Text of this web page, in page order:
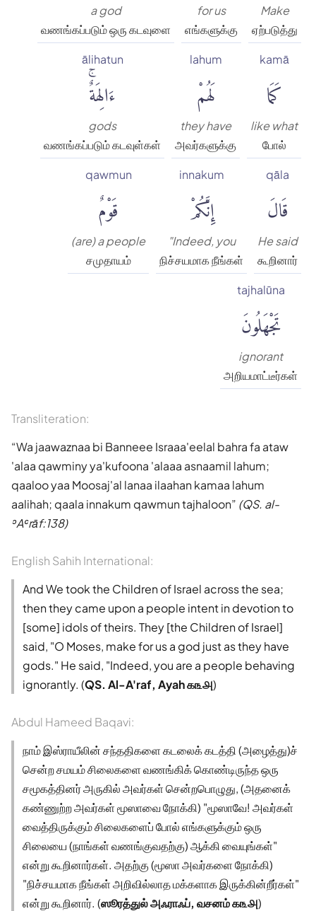
Make
ஏற்படுத்து
for us
எங்களுக்கு
a god
வணங்கப்படும் ஒரு கடவுளை
kamā
كَمَا
like what
போல்
lahum
لَهُمْ
they have
அவர்களுக்கு
ālihatun
ءَالِهَةٌۚ
gods
வணங்கப்படும் கடவுள்கள்
qāla
قَالَ
He said
கூறினார்
innakum
إِنَّكُمْ
"Indeed, you
நிச்சயமாக நீங்கள்
qawmun
قَوْمٌ
(are) a people
சமுதாயம்
tajhalūna
تَجْهَلُونَ
ignorant
அறியமாட்டீர்கள்
Transliteration:
Wa jaawaznaa bi Banneee Israaa'eelal bahra fa ataw
'alaa qawminy ya'kufoona 'alaaa asnaamil lahum;
qaaloo yaa Moosaj'al lanaa ilaahan kamaa lahum
aalihah; qaala innakum qawmun tajhaloon (QS. al-
ʾAʿrāf:138)
English Sahih International:
And We took the Children of Israel across the sea;
then they came upon a people intent in devotion to
[some] idols of theirs. They [the Children of Israel]
said, "O Moses, make for us a god just as they have
gods." He said, "Indeed, you are a people behaving
ignorantly. (QS. Al-A'raf, Ayah ௧௩௮)
Abdul Hameed Baqavi:
நாம் இஸ்ராயீலின் சந்ததிகளை கடலைக் கடத்தி (அழைத்து)ச்
சென்ற சமயம் சிலைகளை வணங்கிக் கொண்டிருந்த ஒரு
சமூகத்தினர் அருகில் அவர்கள் சென்றபொழுது, (அதனைக்
கண்ணுற்ற அவர்கள் மூஸாவை நோக்கி) "மூஸாவே! அவர்கள்
வைத்திருக்கும் சிலைகளைப் போல் எங்களுக்கும் ஒரு
சிலையை (நாங்கள் வணங்குவதற்கு) ஆக்கி வையுங்கள்"
என்று கூறினார்கள். அதற்கு (மூஸா அவர்களை நோக்கி)
"நிச்சயமாக நீங்கள் அறிவில்லாத மக்களாக இருக்கின்றீர்கள்"
என்று கூறினார். (ஸூரத்துல் அஃராஃப், வசனம் ௧௩௮)